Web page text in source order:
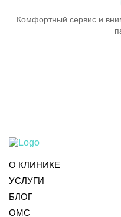
Комфортный сервис и
О КЛИНИКЕ
УСЛУГИ
БЛОГ
ОМС